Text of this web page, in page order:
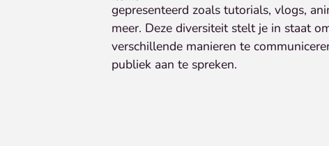
gepresenteerd zoals tutorials, vlogs,
meer. Deze diversiteit stelt je in staat
verschillende manieren te
publiek aan te spreken.